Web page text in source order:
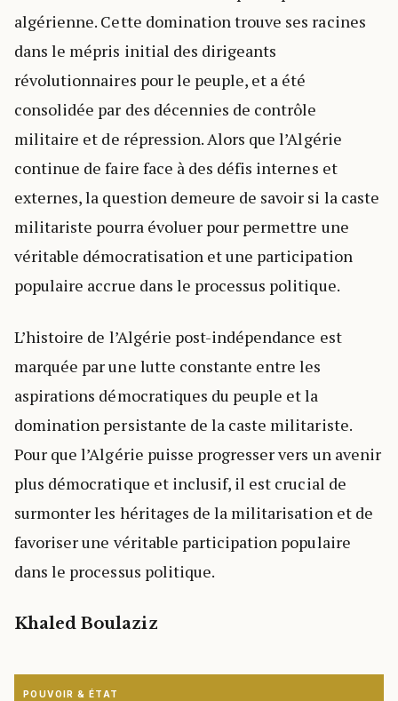
algérienne. Cette domination trouve ses racines
dans le mépris initial des dirigeants
révolutionnaires pour le peuple, et a été
consolidée par des décennies de contrôle
militaire et de répression. Alors que l’Algérie
continue de faire face à des défis internes et
externes, la question demeure de savoir si la caste
militariste pourra évoluer pour permettre une
véritable démocratisation et une participation
populaire accrue dans le processus politique.
L’histoire de l’Algérie post-indépendance est
marquée par une lutte constante entre les
aspirations démocratiques du peuple et la
domination persistante de la caste militariste.
Pour que l’Algérie puisse progresser vers un avenir
plus démocratique et inclusif, il est crucial de
surmonter les héritages de la militarisation et de
favoriser une véritable participation populaire
dans le processus politique.
Khaled Boulaziz
POUVOIR & ÉTAT